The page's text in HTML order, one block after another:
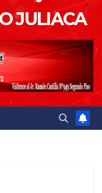
JULIACA